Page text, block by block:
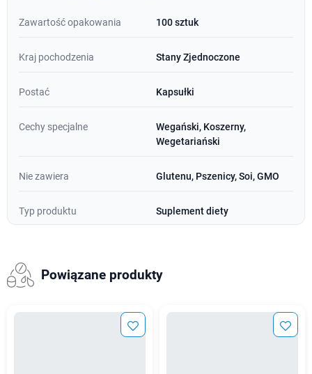
Zawartość opakowania 100 sztuk
Kraj pochodzenia Stany Zjednoczone
Postać Kapsułki
Cechy specjalne
Wegański, Koszerny,
Wegetariański
Nie zawiera Glutenu, Pszenicy, Soi, GMO
Typ produktu Suplement diety
Powiązane produkty